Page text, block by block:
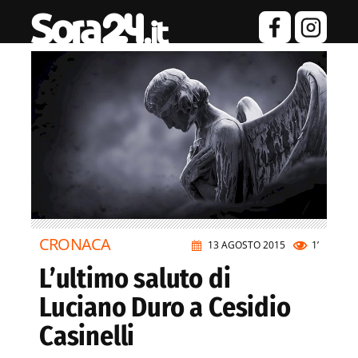
13 AGOSTO 2015 1’
CRONACA
L’ultimo saluto di
Luciano Duro a Cesidio
Casinelli